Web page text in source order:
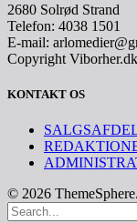
2680 Solrød Strand
Telefon: 4038 1501
E-mail:
Copyright Viborher.dk
KONTAKT OS
© 2026